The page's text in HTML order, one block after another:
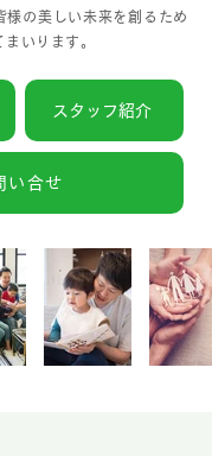
様の美しい未来を創るため
いります。
スタッフ紹介
い合せ